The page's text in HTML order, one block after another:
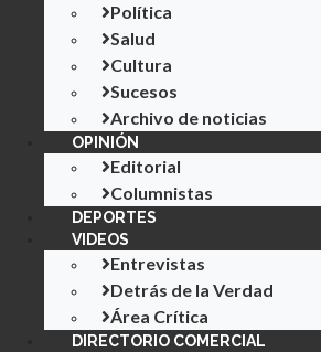
Política
Salud
Cultura
Sucesos
Archivo de noticias
OPINIÓN
Editorial
Columnistas
DEPORTES
VIDEOS
Entrevistas
Detrás de la Verdad
Área Crítica
DIRECTORIO COMERCIAL